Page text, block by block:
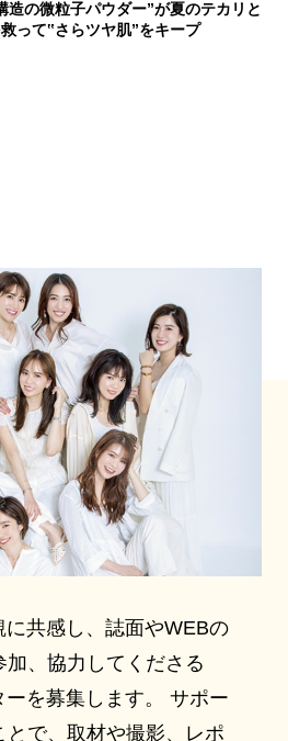
造の微粒子パウダー”が夏のテカリと
って‟さらツヤ肌”をキープ
共感し、誌面やWEBの
、協力してくださる
を募集します。 サポー
とで、取材や撮影、レポ